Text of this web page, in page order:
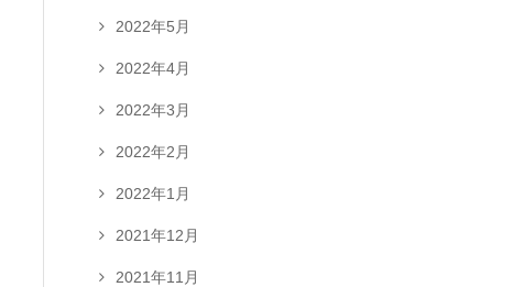
2022年5月
2022年4月
2022年3月
2022年2月
2022年1月
2021年12月
2021年11月